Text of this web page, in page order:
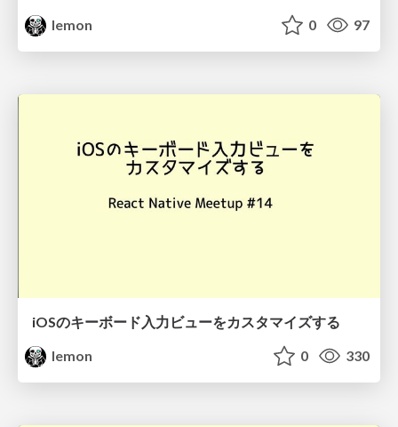
lemon
0 97
iOSのキーボード入力ビューをカスタマイズする
lemon
0 330